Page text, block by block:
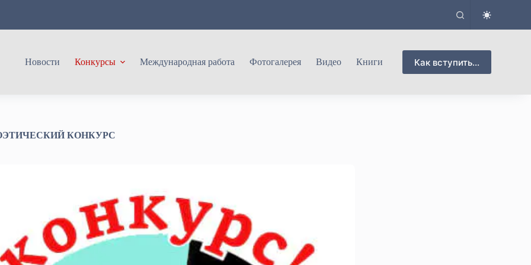
Новости Конкурсы Международная работа Фотогалерея Видео Книги Как вступить...
КОНКУРС